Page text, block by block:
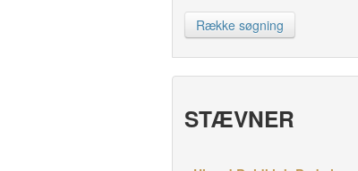
Række søgning
STÆVNER